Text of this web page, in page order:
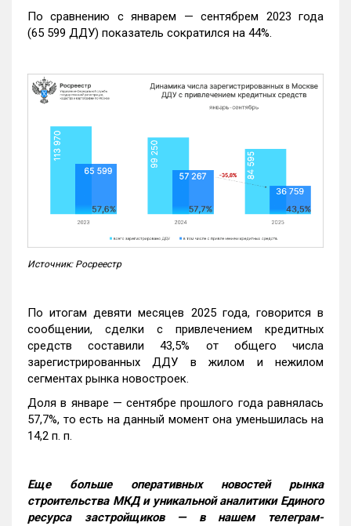
По сравнению с январем — сентябрем 2023 года
(65 599 ДДУ) показатель сократился на 44%.
Источник: Росреестр
По итогам девяти месяцев 2025 года, говорится в
сообщении, сделки с привлечением кредитных
средств составили 43,5% от общего числа
зарегистрированных ДДУ в жилом и нежилом
сегментах рынка новостроек.
Доля в январе — сентябре прошлого года равнялась
57,7%, то есть на данный момент она уменьшилась на
14,2 п. п.
Еще больше оперативных новостей рынка
строительства МКД и уникальной аналитики Единого
ресурса застройщиков — в нашем телеграм-